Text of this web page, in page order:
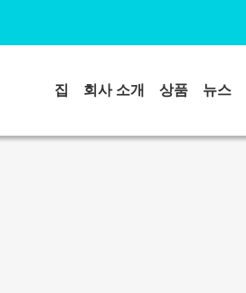
집 회사 소개 상품 뉴스